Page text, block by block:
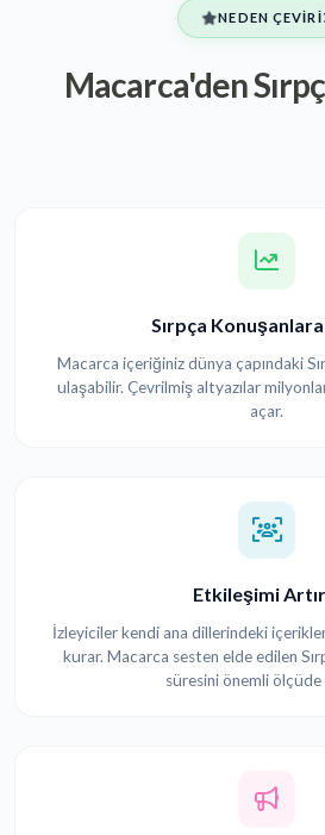
NEDEN
Macarca'den
Sırpça Konuşanlara
Macarca içeriğiniz dünya çapındaki
ulaşabilir. Çevrilmiş altyazılar
açar.
Etkileşimi
İzleyiciler kendi ana dillerindeki
kurar. Macarca sesten elde edilen
süresini önemli ölçüde